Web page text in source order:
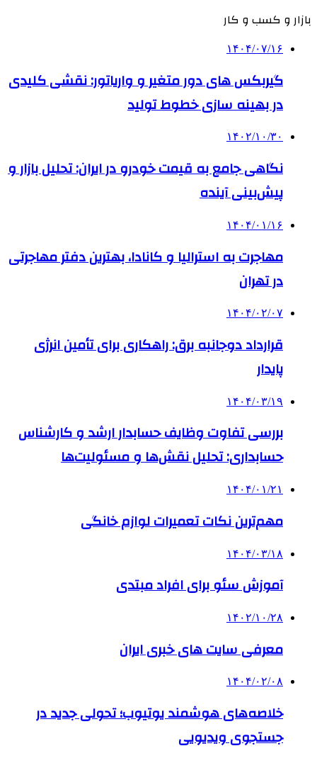
بازار و کسب و کار
۱۴۰۴/۰۷/۱۶
گیربکس های دور متغیر و واریاتور: نقشی کلیدی
در بهینه سازی خطوط تولید
۱۴۰۲/۱۰/۳۰
نگاهی جامع به قیمت خودرو در ایران: تحلیل بازار و
پیش‌بینی آینده
۱۴۰۴/۰۱/۱۶
مهاجرت به استرالیا و کانادا، بهترین دفتر مهاجرتی
در تهران
۱۴۰۴/۰۲/۰۷
قرارداد دوجانبه برق: راهکاری برای تأمین انرژی
پایدار
۱۴۰۴/۰۳/۱۹
بررسی تفاوت وظایف حسابدار ارشد و کارشناس
حسابداری: تحلیل نقش‌ها و مسئولیت‌ها
۱۴۰۴/۰۱/۲۱
مهم‌ترین نکات تعمیرات لوازم خانگی
۱۴۰۴/۰۳/۱۸
آموزش سئو برای افراد مبتدی
۱۴۰۲/۱۰/۲۸
معرفی سایت های خبری ایران
۱۴۰۴/۰۲/۰۸
خلاصه‌های هوشمند یوتیوب؛ تحولی جدید در
جستجوی ویدیویی